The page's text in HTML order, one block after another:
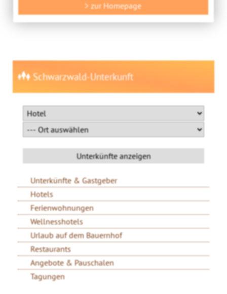
> zur Homepage
Schwarzwald-Unterkunft
Unterkünfte & Gastgeber
Hotels
Ferienwohnungen
Wellnesshotels
Urlaub auf dem Bauernhof
Restaurants
Angebote & Pauschalen
Tagungen